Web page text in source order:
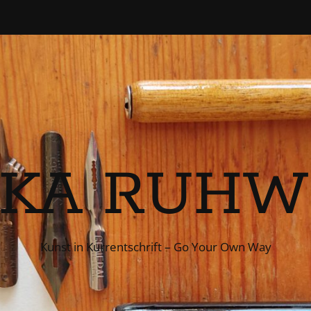
Kunst in Kurrentschrift – Go Your Own Way